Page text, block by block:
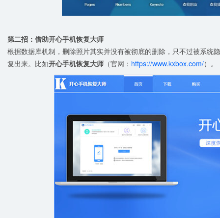
第二招：借助开心手机恢复大师
根据数据库机制，删除照片其实并没有被彻底的删除，只不过被系统
复出来。比如开心手机恢复大师 （官网： https://www.kxbox.com/）。